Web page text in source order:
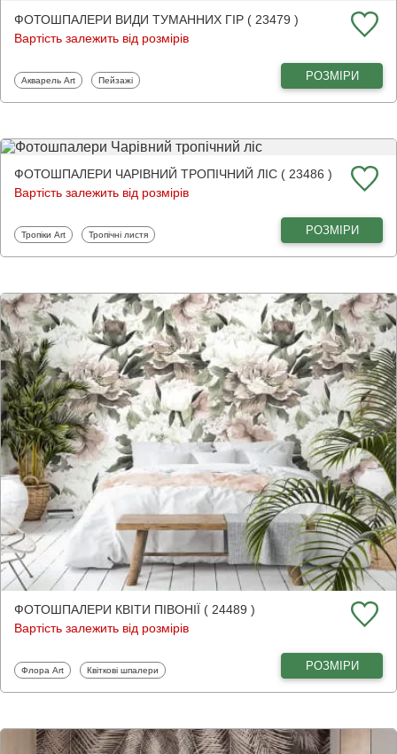
ФОТОШПАЛЕРИ ВИДИ ТУМАННИХ ГІР ( 23479 )
Вартість залежить від розмірів
Фотошпалери
Акварель Art Фотошпалери
Пейзажі РОЗМІРИ
ФОТОШПАЛЕРИ ЧАРІВНИЙ ТРОПІЧНИЙ ЛІС ( 23486 )
Вартість залежить від розмірів
Фотошпалери
Тропіки Art Фотошпалери
Тропічні листя РОЗМІРИ
ФОТОШПАЛЕРИ КВІТИ ПІВОНІЇ ( 24489 )
Вартість залежить від розмірів
Фотошпалери
Флора Art Фотошпалери
Квіткові шпалери РОЗМІРИ